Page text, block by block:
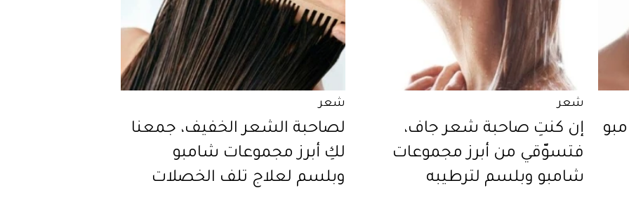
شعر
إن كنتِ صاحبة شعر جاف،
فتسوّقي من أبرز مجموعات
شامبو وبلسم لترطيبه
شعر
لصاحبة الشعر الخفيف، جمعنا
لكِ أبرز مجموعات شامبو
وبلسم لعلاج تلف الخصلات